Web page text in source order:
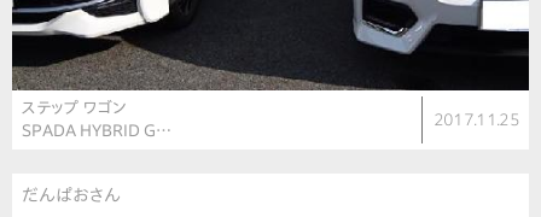
ステップ ワゴン
SPADA HYBRID G…
2017.11.25
だんぱおさん